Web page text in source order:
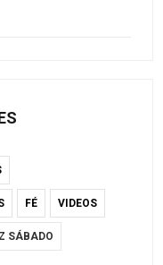
FÉ VIDEOS
SÁBADO